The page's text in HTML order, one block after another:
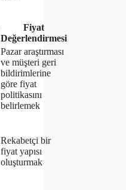
Fiyat
Değerlendirmesi
Pazar araştırması
ve müşteri geri
bildirimlerine
göre fiyat
politikasını
belirlemek
Rekabetçi bir
fiyat yapısı
oluşturmak